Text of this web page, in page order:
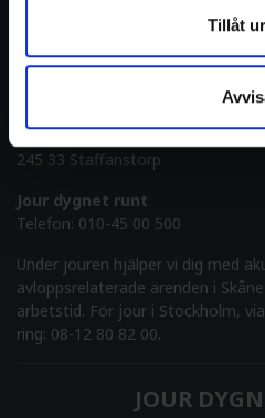
Tillåt
E-post:info@pulsab.se
Verkstadsvägen 2
245 33 Staffanstorp
Jour dygnet runt
Telefon: 010-45 00 500
Under jouren hjälper vi dig med
avloppsrelaterade ärenden i
arbetstid. För jour i Stockholm,
ring: 08-12 80 82 00.
JOUR